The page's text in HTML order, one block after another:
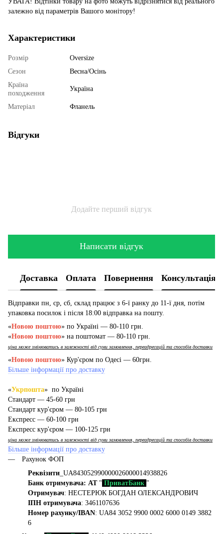
залежно від параметрів Вашого монітору!
Характеристики
Розмір
Oversize
Сезон
Весна/Осінь
Країна
походження
Україна
Матеріал Фланель
Відгуки
Додайте перший відгук
Написати відгук
Доставка Оплата Повернення Консультація
Відправки пн, ср, сб, склад працює з 6-ї ранку до 11-ї дня, потім
упаковка посилок і після 18:00 відправка на пошту.
«Новою поштою» по Україні — 80-110 грн.
«Новою поштою» на поштомат — 80-110 грн.
ціна може змінюватись в залежності від суми замовлення, переадресацій та способів доставки
«Новою поштою» Кур'єром по Одесі — 60грн.
Більше інформації про доставку
«Укрпошта» по Україні
Стандарт — 45-60 грн
Стандарт кур'єром — 80-105 грн
Експресс — 60-100 грн
Експресс кур'єром — 100-125 грн
ціна може змінюватись в залежності від суми замовлення, переадресацій та способів доставки
Більше інформації про доставку
Рахунок ФОП
Реквізити _UA843052990000026000014938826
Банк отримувача: АТ" ПриватБанк "
Отримувач: НЕСТЕРЮК БОГДАН ОЛЕКСАНДРОВИЧ
ІПН отримувача: 3461107636
Номер рахунку/IBAN: UA84 3052 9900 0002 6000 0149 3882
6